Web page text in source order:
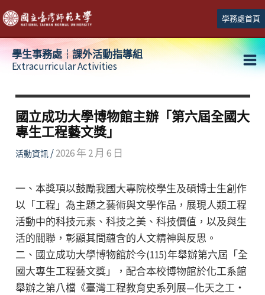
跳
至
主
學務處首頁
學生事務處┆課外活動指導組
Extracurricular Activities
國立成功大學博物館主辦「第六屆全國大
專生工程藝文獎」
活動資訊/2026 年 2 月 6 日
一、本獎項以鼓勵我國大專院校學生及碩博士生創作
以「工程」為主題之藝術與文學作品，展現人類工程
活動中的科技元素、科技之美、科技價值，以及與生
活的關聯，彰顯其間蘊含的人文精神與反思。
二、國立成功大學博物館於今(115)年舉辦第六屆「全
國大專生工程藝文獎」，配合本校博物館於化工系館
舉辦之第八檔《臺灣工程教育史系列展—化天之工・